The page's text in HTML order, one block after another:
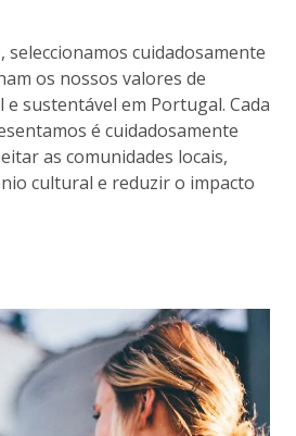
cuidadosamente
os nossos valores de
sustentável em Portugal. Cada
é cuidadosamente
as comunidades locais,
cultural e reduzir o impacto